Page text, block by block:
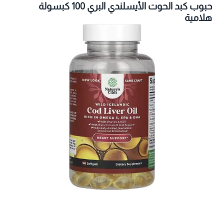
حبوب كبد الحوت الأيسلندي البري 100 كبسولة
هلامية